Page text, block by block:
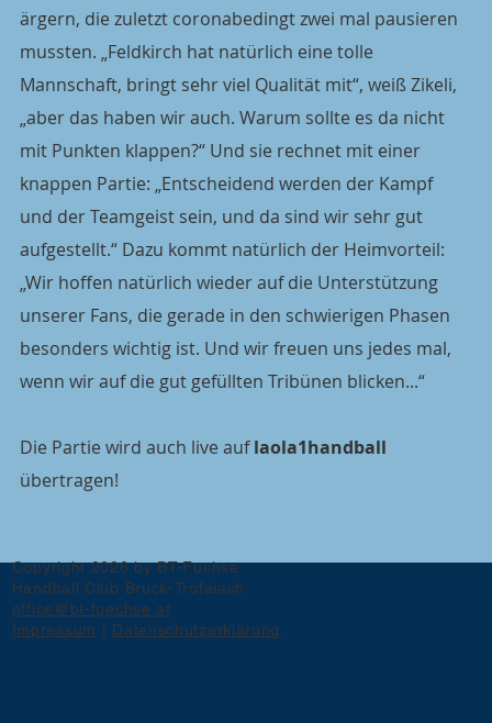
ärgern, die zuletzt coronabedingt zwei mal pausieren
mussten. „Feldkirch hat natürlich eine tolle
Mannschaft, bringt sehr viel Qualität mit“, weiß Zikeli,
„aber das haben wir auch. Warum sollte es da nicht
mit Punkten klappen?“ Und sie rechnet mit einer
knappen Partie: „Entscheidend werden der Kampf
und der Teamgeist sein, und da sind wir sehr gut
aufgestellt.“ Dazu kommt natürlich der Heimvorteil:
„Wir hoffen natürlich wieder auf die Unterstützung
unserer Fans, die gerade in den schwierigen Phasen
besonders wichtig ist. Und wir freuen uns jedes mal,
wenn wir auf die gut gefüllten Tribünen blicken...“
Die Partie wird auch live auf laola1handball
übertragen!
Copyright 2026 by BT-Füchse
Handball Club Bruck-Trofaiach
office@bt-fuechse.at
Impressum
Datenschutzerklärung